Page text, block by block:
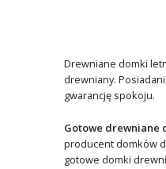
Drewniane domki
drewniany.
gwarancję spokoju.
Gotowe drewniane
producent domków
gotowe domki